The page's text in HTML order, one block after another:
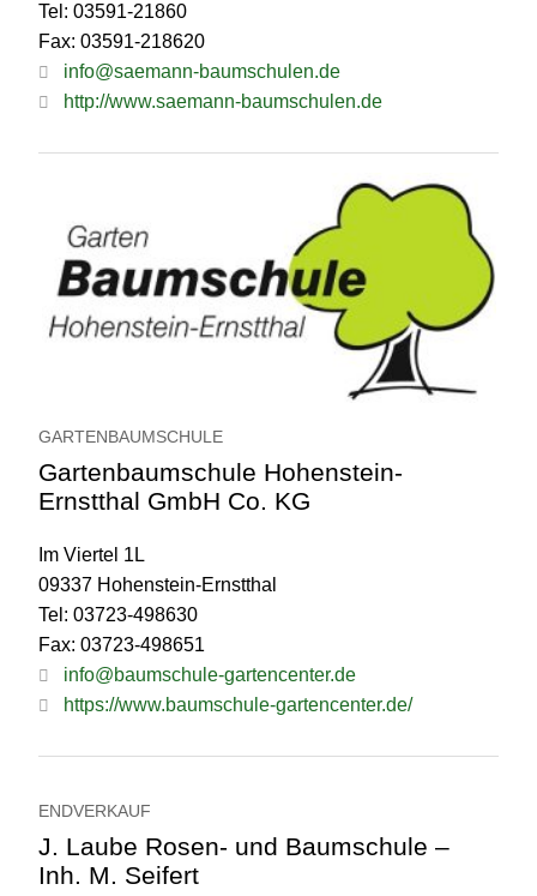
Tel: 03591-21860
Fax: 03591-218620
info@saemann-baumschulen.de
http://www.saemann-baumschulen.de
GARTENBAUMSCHULE
Gartenbaumschule Hohenstein-
Ernstthal GmbH Co. KG
Im Viertel 1L
09337 Hohenstein-Ernstthal
Tel: 03723-498630
Fax: 03723-498651
info@baumschule-gartencenter.de
https://www.baumschule-gartencenter.de/
ENDVERKAUF
J. Laube Rosen- und Baumschule –
Inh. M. Seifert